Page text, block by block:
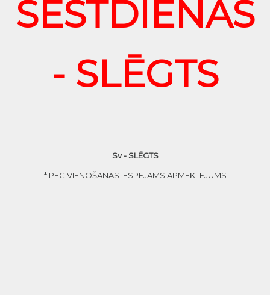
SESTDIENĀS
- SLĒGTS
Sv - SLĒGTS
* PĒC VIENOŠANĀS IESPĒJAMS APMEKLĒJUMS